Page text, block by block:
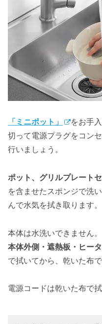
「ミニポット」
をお手
切って電源プラグをコン
行いましょう。
ポット、グリルプレート
を含ませたスポンジで洗
んで水気を拭き取ります。
本体は水洗いできません。
本体外側・遮熱板・ヒー
で拭いてから、乾いた布で
電源コードは乾いた布で拭